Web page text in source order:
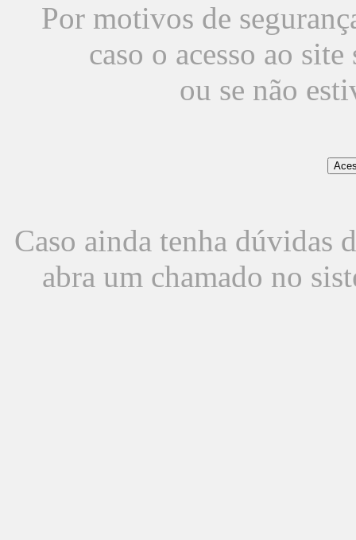
Por motivos de
caso o acesso ao
ou se não
Caso ainda tenha dúvidas
abra um chamado no